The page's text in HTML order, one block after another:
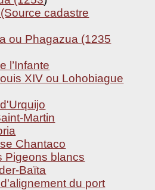
cadastre
ou Phagazua (1235
l’Infante
XIV ou Lohobiague
Martin
Chantaco
Pigeons blancs
Baïta
du port